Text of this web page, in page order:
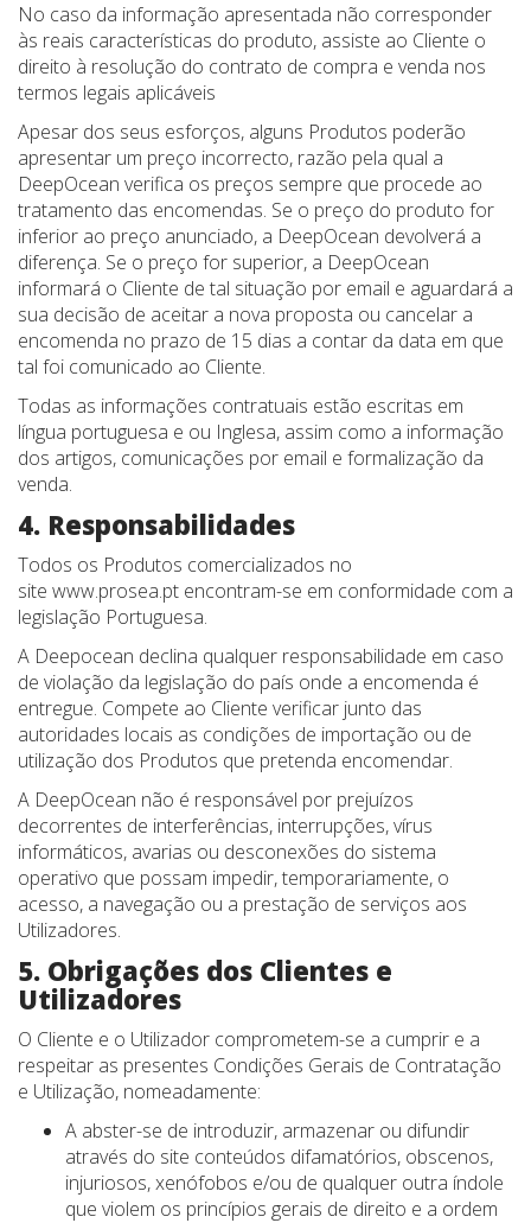
No caso da informação apresentada não corresponder
às reais características do produto, assiste ao Cliente o
direito à resolução do contrato de compra e venda nos
termos legais aplicáveis
Apesar dos seus esforços, alguns Produtos poderão
apresentar um preço incorrecto, razão pela qual a
DeepOcean verifica os preços sempre que procede ao
tratamento das encomendas. Se o preço do produto for
inferior ao preço anunciado, a DeepOcean devolverá a
diferença. Se o preço for superior, a DeepOcean
informará o Cliente de tal situação por email e aguardará a
sua decisão de aceitar a nova proposta ou cancelar a
encomenda no prazo de 15 dias a contar da data em que
tal foi comunicado ao Cliente.
Todas as informações contratuais estão escritas em
língua portuguesa e ou Inglesa, assim como a informação
dos artigos, comunicações por email e formalização da
venda.
4. Responsabilidades
Todos os Produtos comercializados no
site www.prosea.pt encontram-se em conformidade com a
legislação Portuguesa.
A Deepocean declina qualquer responsabilidade em caso
de violação da legislação do país onde a encomenda é
entregue. Compete ao Cliente verificar junto das
autoridades locais as condições de importação ou de
utilização dos Produtos que pretenda encomendar.
A DeepOcean não é responsável por prejuízos
decorrentes de interferências, interrupções, vírus
informáticos, avarias ou desconexões do sistema
operativo que possam impedir, temporariamente, o
acesso, a navegação ou a prestação de serviços aos
Utilizadores.
5. Obrigações dos Clientes e
Utilizadores
O Cliente e o Utilizador comprometem-se a cumprir e a
respeitar as presentes Condições Gerais de Contratação
e Utilização, nomeadamente:
A abster-se de introduzir, armazenar ou difundir
através do site conteúdos difamatórios, obscenos,
injuriosos, xenófobos e/ou de qualquer outra índole
que violem os princípios gerais de direito e a ordem